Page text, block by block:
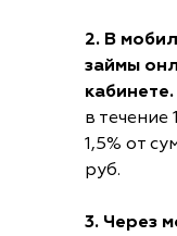
2. В
займы
кабинете.
в течение
1,5% от
руб.
3. Через